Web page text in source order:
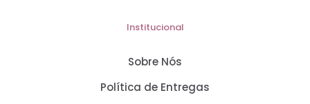
Institucional
Sobre Nós
Política de Entregas